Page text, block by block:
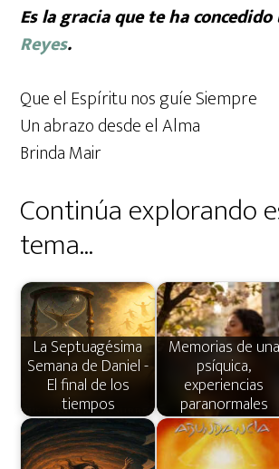
Es la gracia que te ha concedido
Reyes.
Que el Espíritu nos guíe Siempre
Un abrazo desde el Alma
Brinda Mair
Continúa explorando
tema...
La Septuagésima
Semana de Daniel -
El final de los
tiempos
Memorias de una
psíquica,
experiencias
paranormales